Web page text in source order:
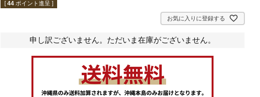
[ 44 ポイント進呈 ]
お気に入りに登録する
申し訳ございません。ただいま在庫がございません。